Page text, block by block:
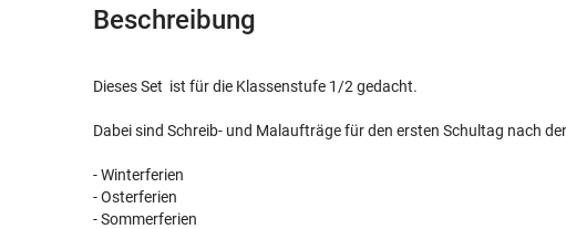
Beschreibung
Dieses Set ist für die Klassenstufe 1/2 gedacht.
Dabei sind Schreib- und Malaufträge für den ersten Schultag nach
- Winterferien
- Osterferien
- Sommerferien